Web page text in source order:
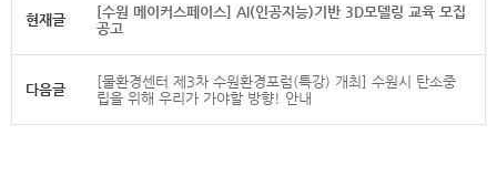
현재글
[수원 메이커스페이스] AI(인공지능)기반 3D모델링 교육 모집
공고
다음글
[물환경센터 제3차 수원환경포럼(특강) 개최] 수원시 탄소중
립을 위해 우리가 가야할 방향! 안내